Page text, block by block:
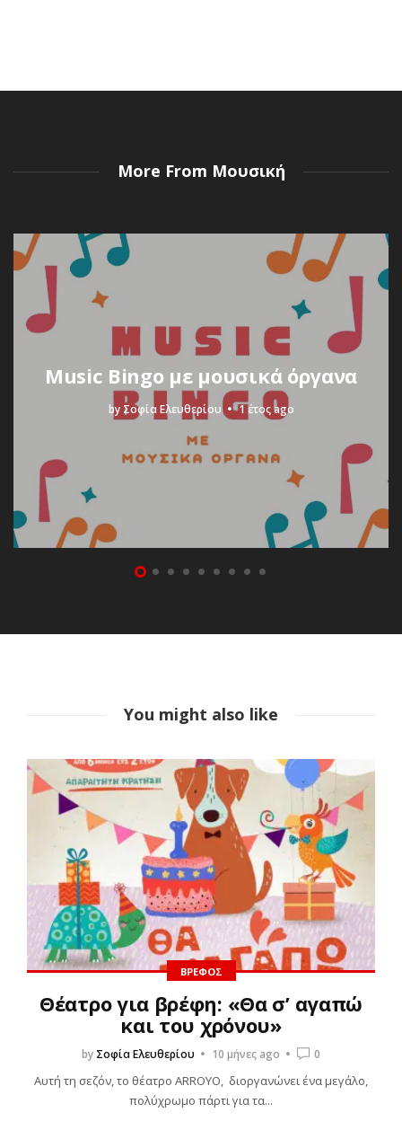
More From Μουσική
Music Bingo με μουσικά όργανα
by Σοφία Ελευθερίου 1 έτος ago
You might also like
ΒΡΈΦΟΣ
Θέατρο για βρέφη: «Θα σ’ αγαπώ
και του χρόνου»
by Σοφία Ελευθερίου 10 μήνες ago 0
Αυτή τη σεζόν, το θέατρο ARROYO, διοργανώνει ένα μεγάλο,
πολύχρωμο πάρτι για τα...